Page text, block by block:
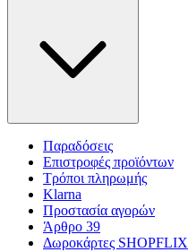
Παραδόσεις
Επιστροφές προϊόντων
Τρόποι πληρωμής
Klarna
Προστασία αγορών
Άρθρο 39
Δωροκάρτες SHOPFLIX